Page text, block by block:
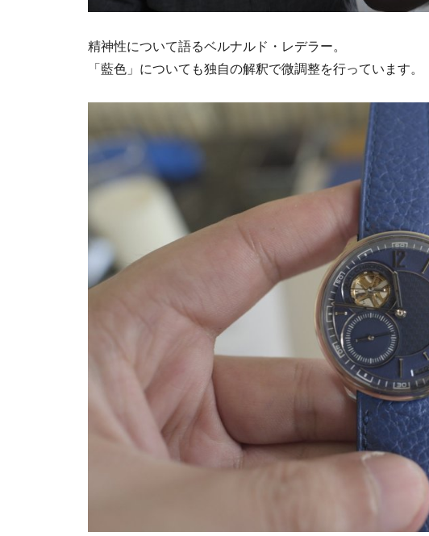
精神性について語るベルナルド・レデラー。
「藍色」についても独自の解釈で微調整を行っています。